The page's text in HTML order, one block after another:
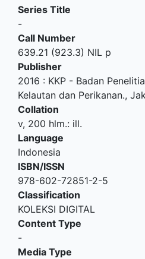
Series Title
-
Call Number
639.21 (923.3) NIL p
Publisher
2016 : KKP - Badan
Kelautan dan Perikanan.,
Collation
v, 200 hlm.: ill.
Language
Indonesia
ISBN/ISSN
978-602-72851-2-5
Classification
KOLEKSI DIGITAL
Content Type
-
Media Type